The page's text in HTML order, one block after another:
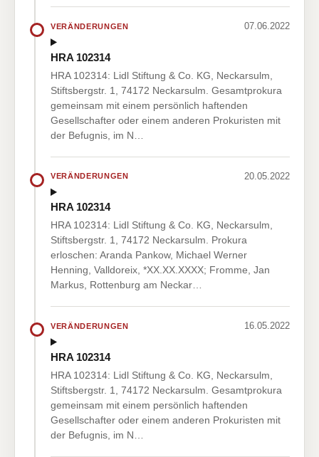
VERÄNDERUNGEN 07.06.2022
HRA 102314
HRA 102314: Lidl Stiftung & Co. KG, Neckarsulm,
Stiftsbergstr. 1, 74172 Neckarsulm. Gesamtprokura
gemeinsam mit einem persönlich haftenden
Gesellschafter oder einem anderen Prokuristen mit
der Befugnis, im N…
VERÄNDERUNGEN 20.05.2022
HRA 102314
HRA 102314: Lidl Stiftung & Co. KG, Neckarsulm,
Stiftsbergstr. 1, 74172 Neckarsulm. Prokura
erloschen: Aranda Pankow, Michael Werner
Henning, Valldoreix, *XX.XX.XXXX; Fromme, Jan
Markus, Rottenburg am Neckar…
VERÄNDERUNGEN 16.05.2022
HRA 102314
HRA 102314: Lidl Stiftung & Co. KG, Neckarsulm,
Stiftsbergstr. 1, 74172 Neckarsulm. Gesamtprokura
gemeinsam mit einem persönlich haftenden
Gesellschafter oder einem anderen Prokuristen mit
der Befugnis, im N…